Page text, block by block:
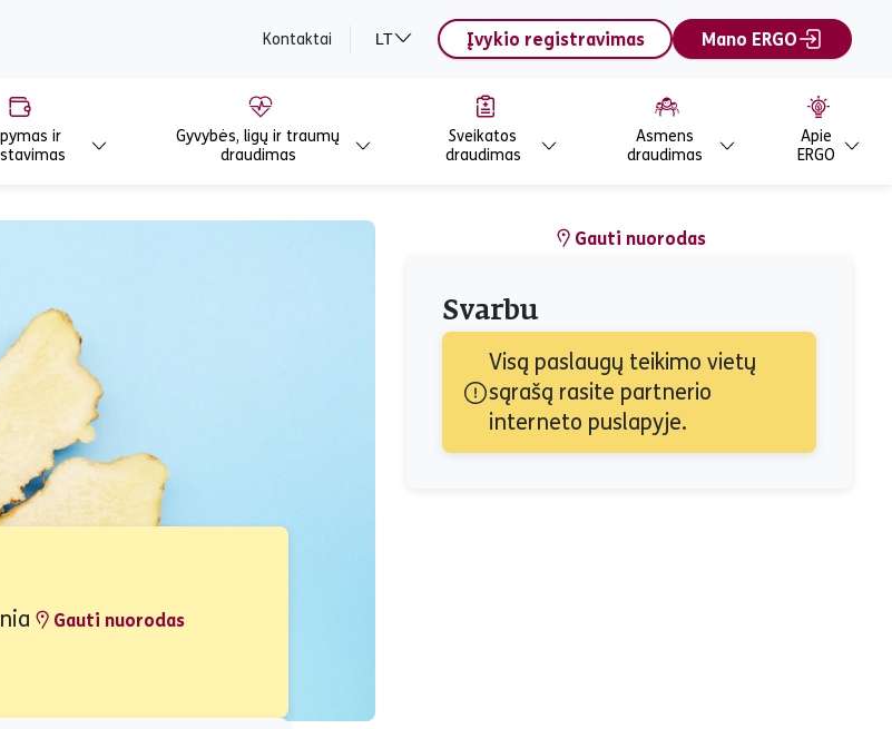
Kontaktai LT Įvykio registravimas Mano ERGO
ir
Gyvybės, ligų ir traumų
draudimas
Sveikatos
draudimas
Asmens
draudimas
Apie
ERGO
Gauti nuorodas
Gauti nuorodas
Svarbu
Visą paslaugų teikimo vietų
sąrašą rasite partnerio
interneto puslapyje.